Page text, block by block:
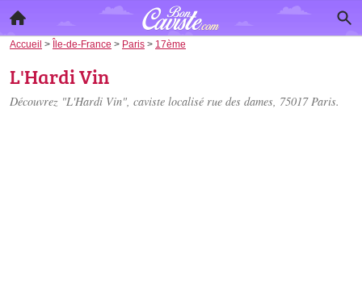
Accueil > Île-de-France > Paris > 17ème
L'Hardi Vin
Découvrez "L'Hardi Vin", caviste localisé rue des dames, 75017 Paris.